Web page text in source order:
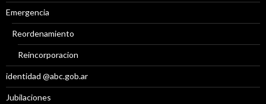
Emergencia
Reordenamiento
Reincorporacion
identidad @abc.gob.ar
Jubilaciones